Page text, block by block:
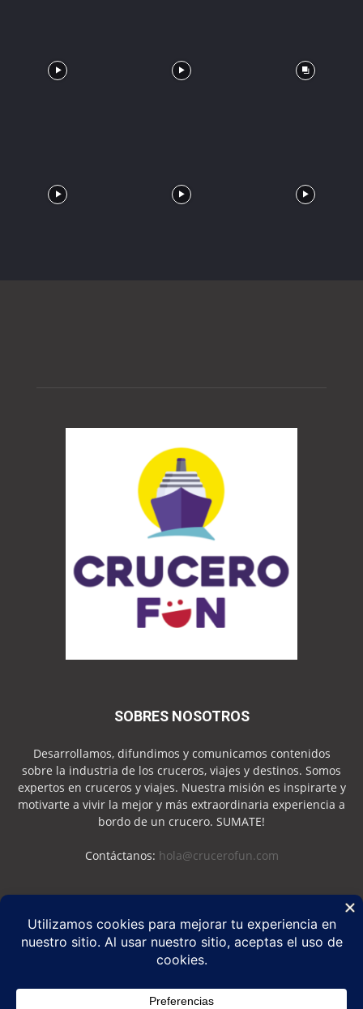
SOBRES NOSOTROS
Desarrollamos, difundimos y comunicamos contenidos
sobre la industria de los cruceros, viajes y destinos. Somos
expertos en cruceros y viajes. Nuestra misión es inspirarte y
motivarte a vivir la mejor y más extraordinaria experiencia a
bordo de un crucero. SUMATE!
Contáctanos: hola@crucerofun.com
SEGUINOS